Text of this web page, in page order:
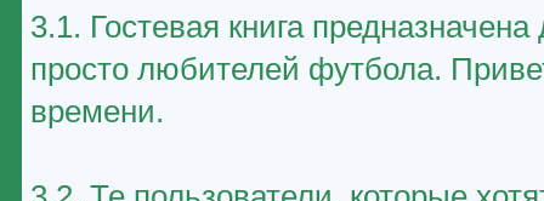
3.1. Гостевая книга
просто любителей футбола.
времени.